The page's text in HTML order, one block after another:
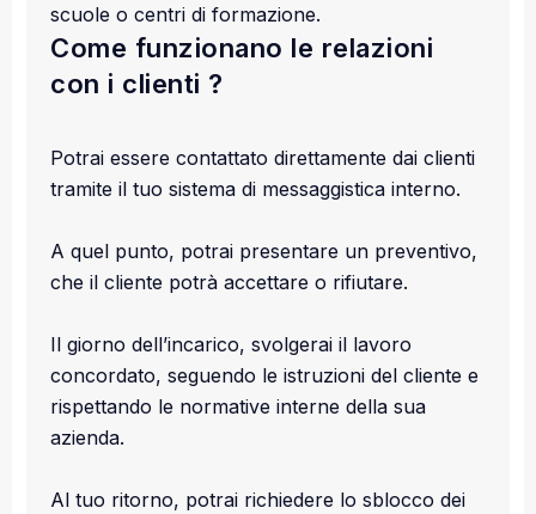
scuole o centri di formazione.
Come funzionano le relazioni
con i clienti ?
Potrai essere contattato direttamente dai clienti
tramite il tuo sistema di messaggistica interno.
A quel punto, potrai presentare un preventivo,
che il cliente potrà accettare o rifiutare.
Il giorno dell’incarico, svolgerai il lavoro
concordato, seguendo le istruzioni del cliente e
rispettando le normative interne della sua
azienda.
Al tuo ritorno, potrai richiedere lo sblocco dei